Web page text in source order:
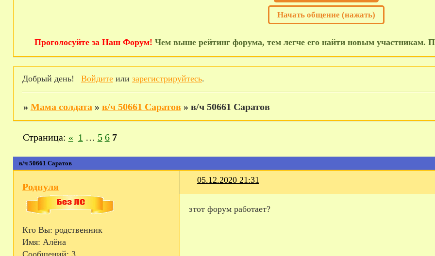
Начать общение (нажать)
Проголосуйте за Наш Форум! Чем выше рейтинг форума, тем легче его найти новым участникам.
Добрый день! Войдитеили зарегистрируйтесь.
» Мама солдата » в/ч 50661 Саратов » в/ч 50661 Саратов
в/ч 50661 Саратов
Страница: « 1 … 5 6 7
05.12.2020 21:31
Роднуля
Кто Вы: родственник
Имя: Алёна
этот форум работает?